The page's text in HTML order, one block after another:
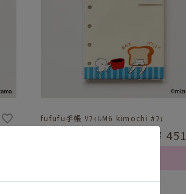
fufufu手帳 ﾘﾌｨﾙM6 kimochi ｶﾌｪ
¥ 451